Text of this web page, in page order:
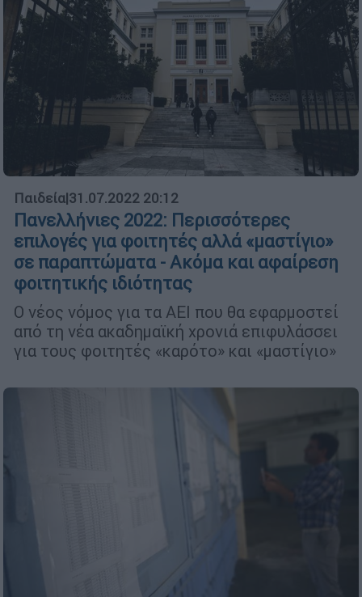
Παιδεία|31.07.2022 20:12
Πανελλήνιες 2022: Περισσότερες
επιλογές για φοιτητές αλλά «μαστίγιο»
σε παραπτώματα - Ακόμα και αφαίρεση
φοιτητικής ιδιότητας
Ο νέος νόμος για τα ΑΕΙ που θα εφαρμοστεί
από τη νέα ακαδημαϊκή χρονιά επιφυλάσσει
για τους φοιτητές «καρότο» και «μαστίγιο»